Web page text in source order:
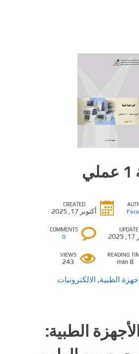
CREATED
أكتوبر 17, 2025
COMMENTS
0
READING
8 min
VIEWS
243
الطبية, الالكترونيات
الطبية: